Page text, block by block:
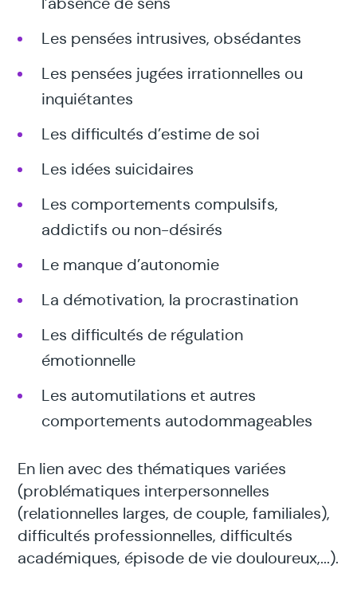
Les pensées intrusives, obsédantes
Les pensées jugées irrationnelles ou
inquiétantes
Les difficultés d’estime de soi
Les idées suicidaires
Les comportements compulsifs,
addictifs ou non-désirés
Le manque d’autonomie
La démotivation, la procrastination
Les difficultés de régulation
émotionnelle
Les automutilations et autres
comportements autodommageables
En lien avec des thématiques variées
(problématiques interpersonnelles
(relationnelles larges, de couple, familiales),
difficultés professionnelles, difficultés
académiques, épisode de vie douloureux,...).